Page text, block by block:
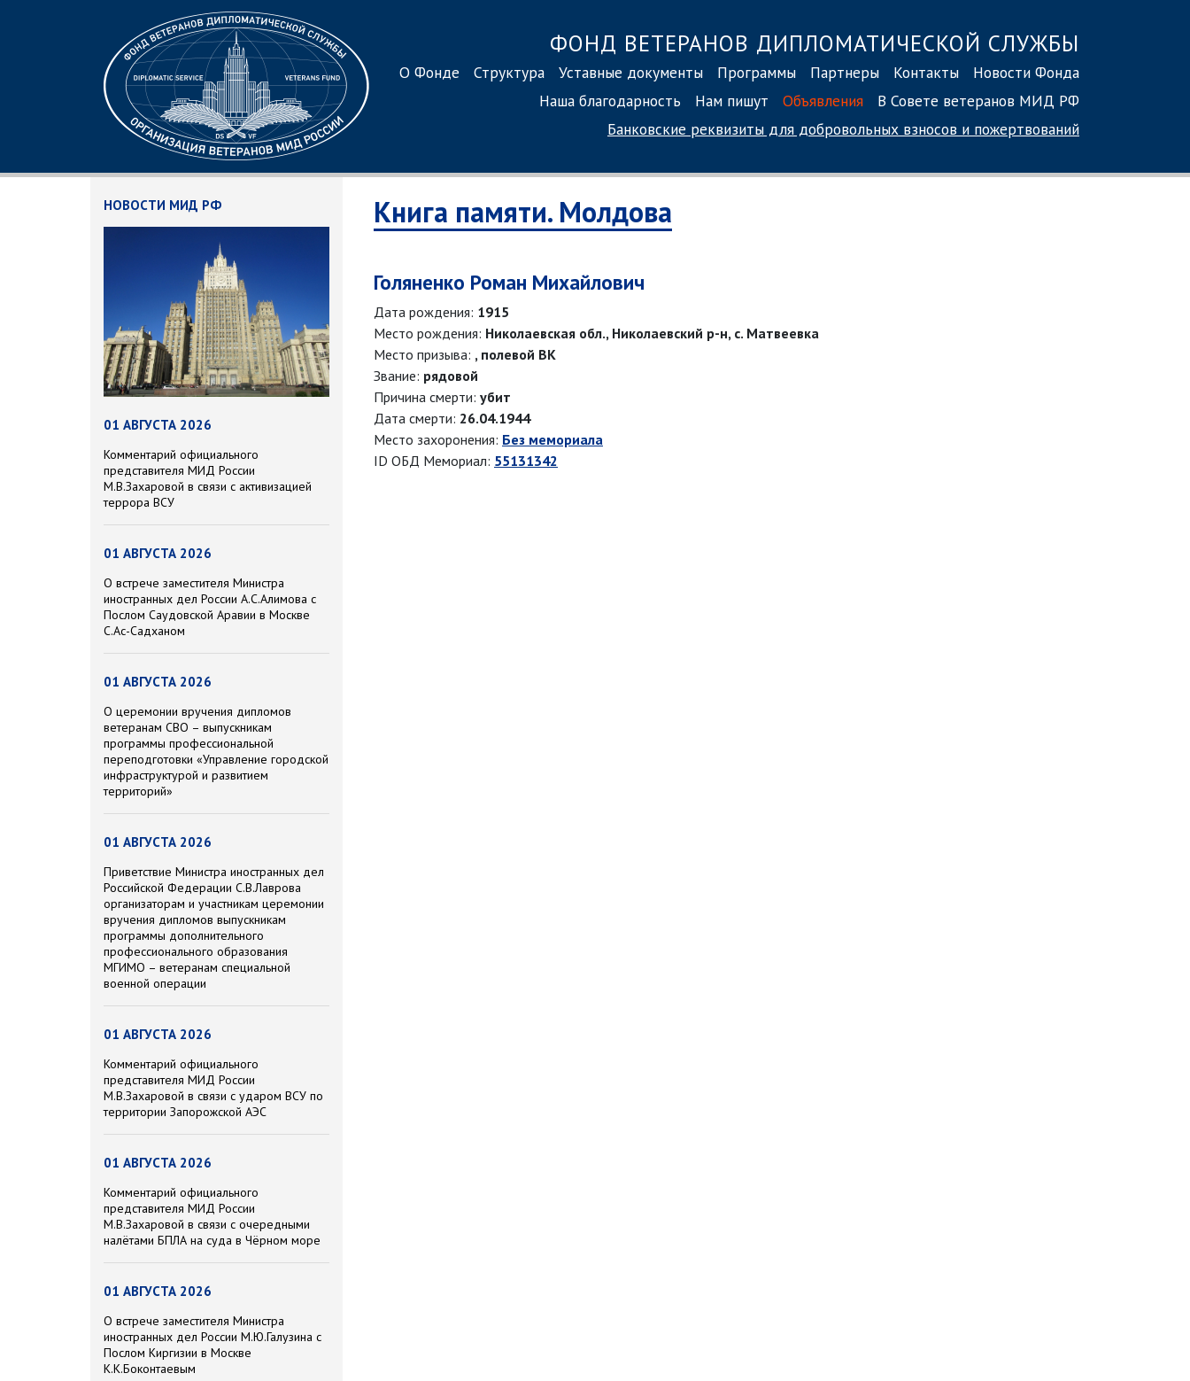
ФОНД ВЕТЕРАНОВ ДИПЛОМАТИЧЕСКОЙ СЛУЖБЫ
О Фонде Структура Уставные документы Программы Партнеры Контакты
Новости Фонда
Наша благодарность
Нам пишут Объявления
В Совете ветеранов МИД РФ
Банковские реквизиты для добровольных взносов и пожертвований
НОВОСТИ МИД РФ
01 АВГУСТА 2026
Комментарий официального
представителя МИД России
М.В.Захаровой в связи с активизацией
террора ВСУ
01 АВГУСТА 2026
О встрече заместителя Министра
иностранных дел России А.С.Алимова с
Послом Саудовской Аравии в Москве
С.Ас-Садханом
01 АВГУСТА 2026
О церемонии вручения дипломов
ветеранам СВО – выпускникам
программы профессиональной
переподготовки «Управление городской
инфраструктурой и развитием
территорий»
01 АВГУСТА 2026
Приветствие Министра иностранных дел
Российской Федерации С.В.Лаврова
организаторам и участникам церемонии
вручения дипломов выпускникам
программы дополнительного
профессионального образования
МГИМО – ветеранам специальной
военной операции
01 АВГУСТА 2026
Комментарий официального
представителя МИД России
М.В.Захаровой в связи с ударом ВСУ по
территории Запорожской АЭС
01 АВГУСТА 2026
Комментарий официального
представителя МИД России
М.В.Захаровой в связи с очередными
налётами БПЛА на суда в Чёрном море
01 АВГУСТА 2026
О встрече заместителя Министра
иностранных дел России М.Ю.Галузина с
Послом Киргизии в Москве
К.К.Боконтаевым
Книга памяти. Молдова
Голяненко Роман Михайлович
Дата рождения: 1915
Место рождения: Николаевская обл., Николаевский р-н, с. Матвеевка
Место призыва: , полевой ВК
Звание: рядовой
Причина смерти: убит
Дата смерти: 26.04.1944
Место захоронения: Без мемориала
ID ОБД Мемориал: 55131342